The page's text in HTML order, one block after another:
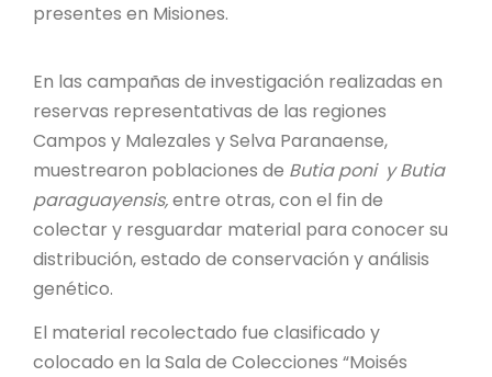
MONUMENTOS NATURALES
REPOSITORIO
CONTACTO
presentes en Misiones.
En las campañas de investigación realizadas en
reservas representativas de las regiones
Campos y Malezales y Selva Paranaense,
muestrearon poblaciones de Butia poni y Butia
paraguayensis,entre otras, con el fin de
colectar y resguardar material para conocer su
distribución, estado de conservación y análisis
genético.
El material recolectado fue clasificado y
colocado en la Sala de Colecciones “Moisés